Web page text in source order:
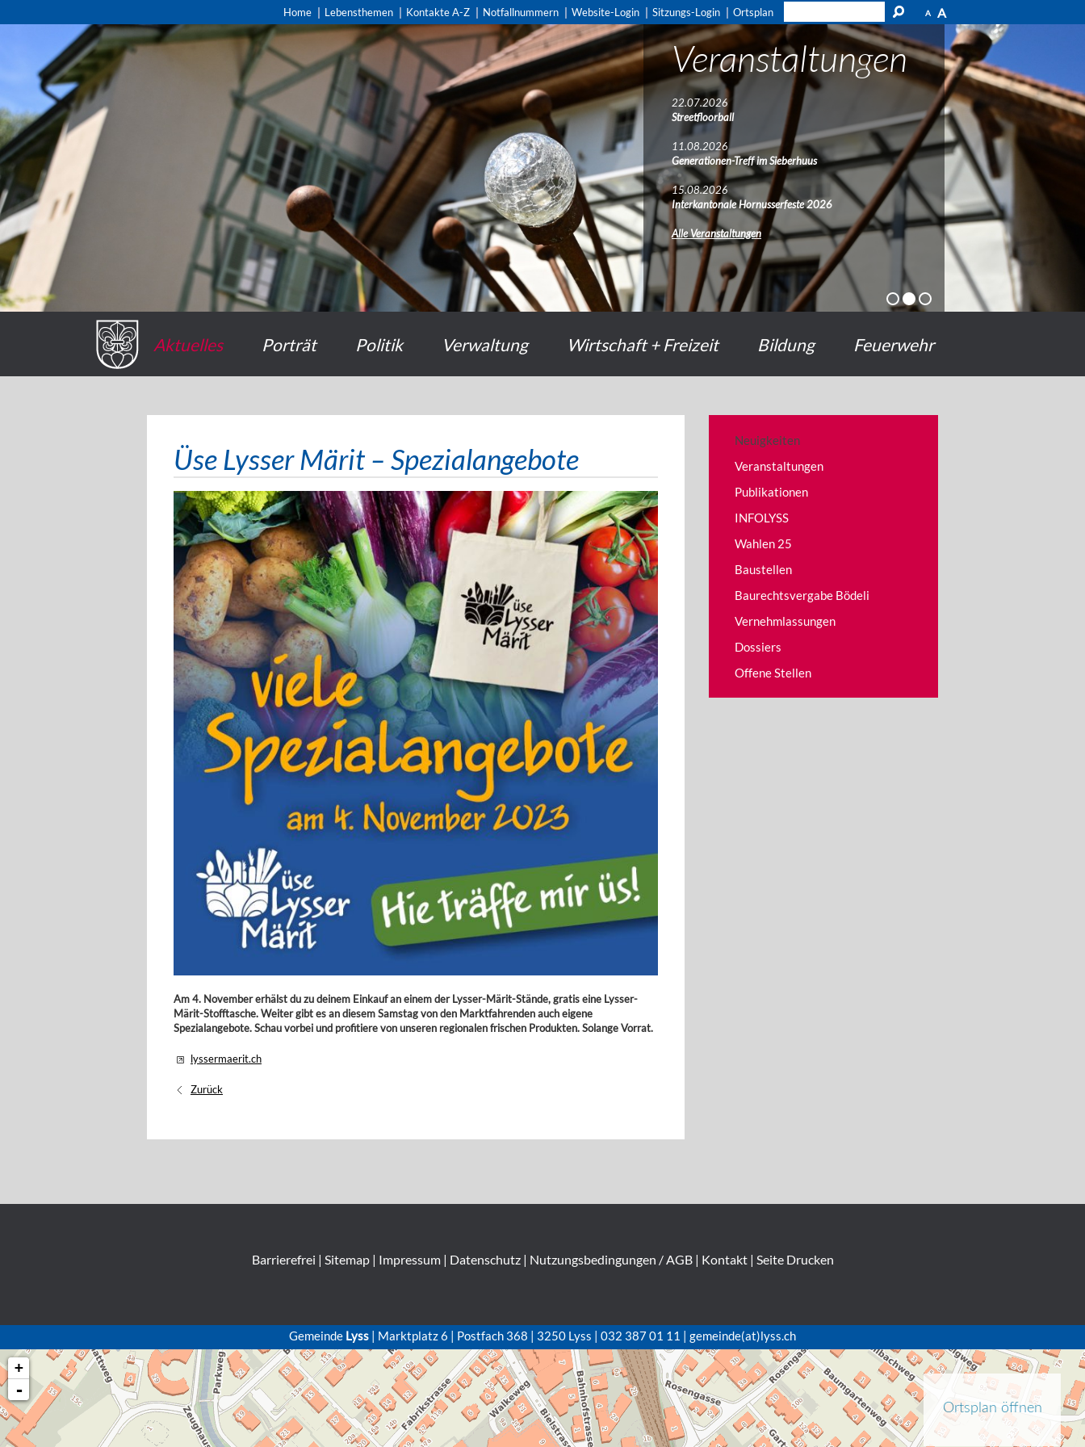
A A
Home Lebensthemen Kontakte A-Z Notfallnummern Website-Login Sitzungs-Login Ortsplan
Veranstaltungen
22.07.2026
Streetfloorball
11.08.2026
Generationen-Treff im Sieberhuus
15.08.2026
Interkantonale Hornusserfeste 2026
Alle Veranstaltungen
Aktuelles Porträt Politik Verwaltung Wirtschaft + Freizeit Bildung Feuerwehr
Üse Lysser Märit – Spezialangebote
Am 4. November erhälst du zu deinem Einkauf an einem der Lysser-Märit-Stände, gratis eine Lysser-
Märit-Stofftasche. Weiter gibt es an diesem Samstag von den Marktfahrenden auch eigene
Spezialangebote. Schau vorbei und profitiere von unseren regionalen frischen Produkten. Solange Vorrat.
lyssermaerit.ch
Zurück
Neuigkeiten
Veranstaltungen
Publikationen
INFOLYSS
Wahlen 25
Baustellen
Baurechtsvergabe Bödeli
Vernehmlassungen
Dossiers
Offene Stellen
Barrierefrei | Sitemap| Impressum| Datenschutz| Nutzungsbedingungen / AGB| Kontakt| Seite Drucken
Gemeinde Lyss | Marktplatz 6 | Postfach 368 | 3250 Lyss | 032 387 01 11 | gemeinde(at)lyss.ch